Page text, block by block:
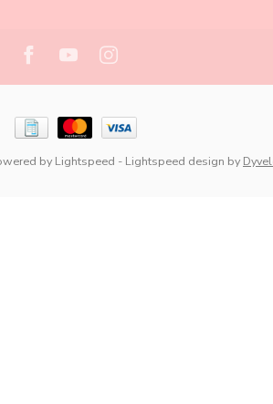
by Lightspeed - Lightspeed design by